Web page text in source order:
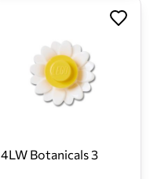
4LW Botanicals 3